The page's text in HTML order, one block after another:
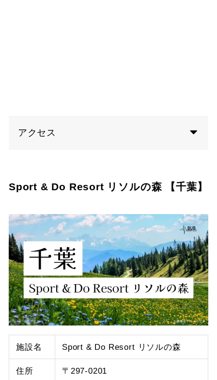
アクセス
Sport & Do Resort リソルの森 【千葉】
施設名 Sport & Do Resort リソルの森
住所
〒297-0201